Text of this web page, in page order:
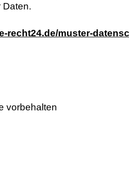
Daten.
recht24.de/muster-
vorbehalten